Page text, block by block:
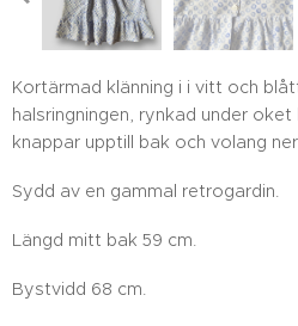
Kortärmad klänning i i vitt och
halsringningen, rynkad under
knappar upptill bak och volang
Sydd av en gammal retrogardin.
Längd mitt bak 59 cm.
Bystvidd 68 cm.